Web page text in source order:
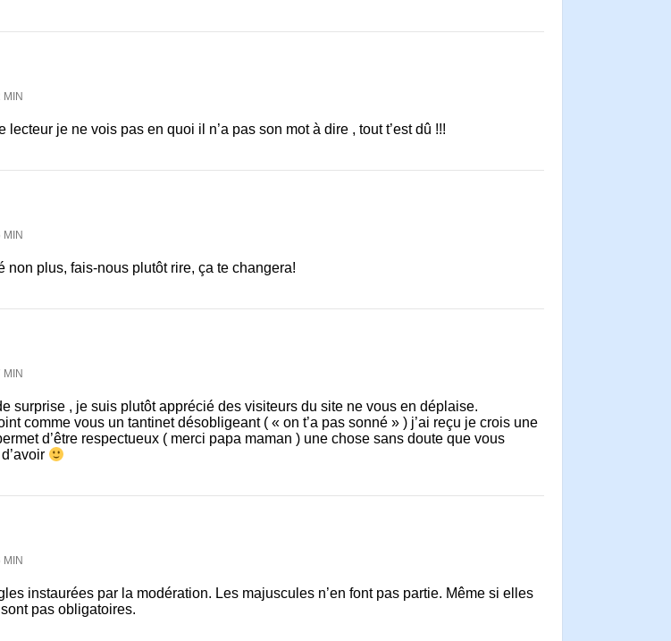
lecteur je ne vois pas en quoi il n’a pas son mot à dire , tout t’est dû !!!
non plus, fais-nous plutôt rire, ça te changera!
surprise , je suis plutôt apprécié des visiteurs du site ne vous en déplaise.
comme vous un tantinet désobligeant ( « on t’a pas sonné » ) j’ai reçu je crois une
d’être respectueux ( merci papa maman ) une chose sans doute que vous
instaurées par la modération. Les majuscules n’en font pas partie. Même si elles
pas obligatoires.